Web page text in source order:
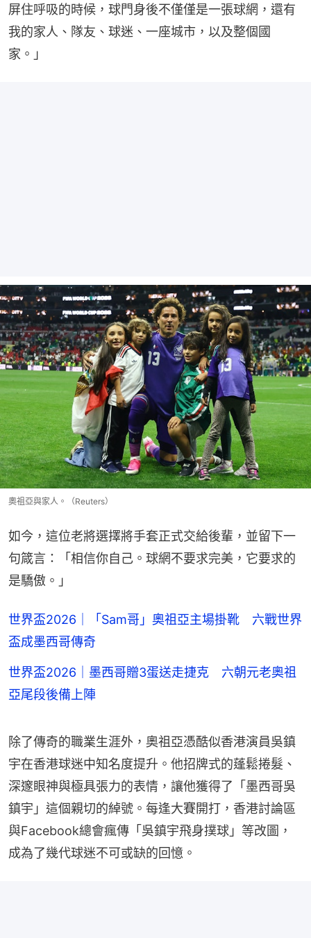
屏住呼吸的時候，球門身後不僅僅是一張球網，還有
我的家人、隊友、球迷、一座城市，以及整個國
家。」
奧祖亞與家人。（Reuters）
如今，這位老將選擇將手套正式交給後輩，並留下一
句箴言：「相信你自己。球網不要求完美，它要求的
是驕傲。」
世界盃2026｜「Sam哥」奧祖亞主場掛靴 六戰世界
盃成墨西哥傳奇
世界盃2026｜墨西哥贈3蛋送走捷克 六朝元老奧祖
亞尾段後備上陣
除了傳奇的職業生涯外，奧祖亞憑酷似香港演員吳鎮
宇在香港球迷中知名度提升。他招牌式的蓬鬆捲髮、
深邃眼神與極具張力的表情，讓他獲得了「墨西哥吳
鎮宇」這個親切的綽號。每逢大賽開打，香港討論區
與Facebook總會瘋傳「吳鎮宇飛身撲球」等改圖，
成為了幾代球迷不可或缺的回憶。